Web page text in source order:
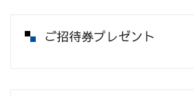
ご招待券プレゼント